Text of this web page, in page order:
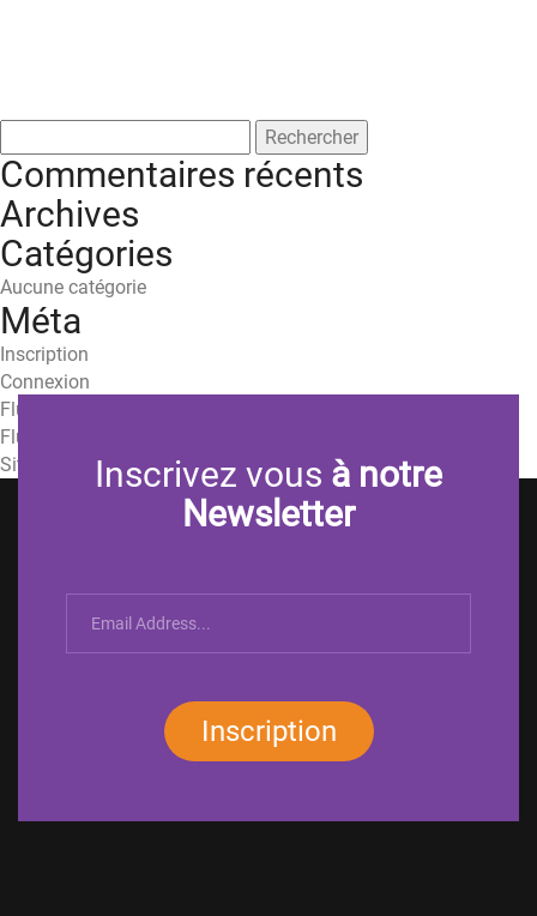
Commentaires récents
Archives
Catégories
Aucune catégorie
Méta
Inscription
Connexion
Flux des publications
Flux des commentaires
Site de WordPress-FRInscrivez vous à notre
Newsletter
Inscription